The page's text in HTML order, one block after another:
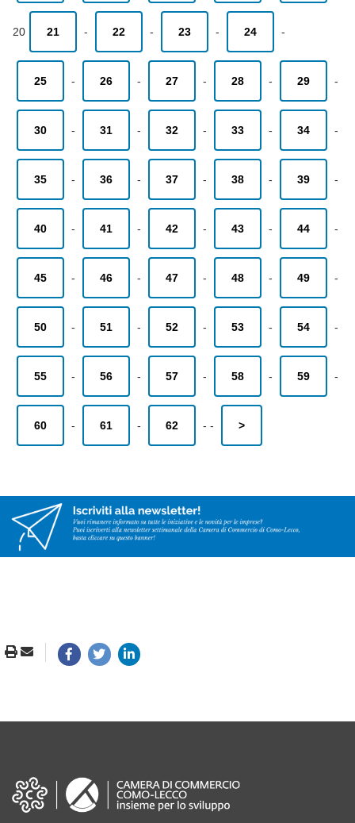
20 21 - 22 - 23 - 24 -
25 - 26 - 27 - 28 - 29 -
30 - 31 - 32 - 33 - 34 -
35 - 36 - 37 - 38 - 39 -
40 - 41 - 42 - 43 - 44 -
45 - 46 - 47 - 48 - 49 -
50 - 51 - 52 - 53 - 54 -
55 - 56 - 57 - 58 - 59 -
60 - 61 - 62 - - >